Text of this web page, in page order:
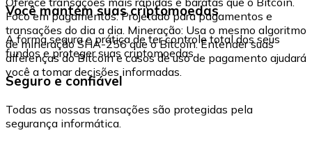
Foco em pagamentos: Projetado para pagamentos e
transações do dia a dia. Mineração: Usa o mesmo algoritmo
de mineração SHA-256 que o Bitcoin. Entender suas
diferenças do Bitcoin e casos de uso de pagamento ajudará
você a tomar decisões informadas.
Você mantém suas criptomoedas
A forma segura e prática de ter controle total dos seus
fundos e proteger suas criptomoedas.
Seguro e confiável
Todas as nossas transações são protegidas pela
segurança informática.